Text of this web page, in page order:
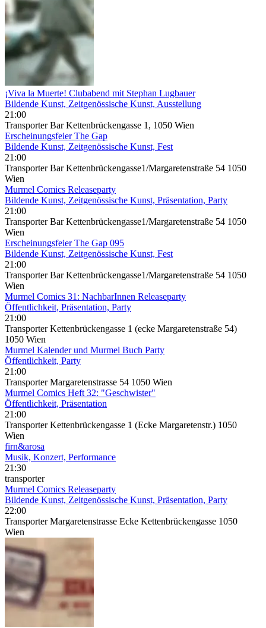
¡Viva la Muerte! Clubabend mit Stephan Lugbauer
Bildende Kunst, Zeitgenössische Kunst, Ausstellung
21:00
Transporter Bar Kettenbrückengasse 1, 1050 Wien
Erscheinungsfeier The Gap
Bildende Kunst, Zeitgenössische Kunst, Fest
21:00
Transporter Bar Kettenbrückengasse1/Margaretenstraße 54 1050
Wien
Murmel Comics Releaseparty
Bildende Kunst, Zeitgenössische Kunst, Präsentation, Party
21:00
Transporter Bar Kettenbrückengasse1/Margaretenstraße 54 1050
Wien
Erscheinungsfeier The Gap 095
Bildende Kunst, Zeitgenössische Kunst, Fest
21:00
Transporter Bar Kettenbrückengasse1/Margaretenstraße 54 1050
Wien
Murmel Comics 31: NachbarInnen Releaseparty
Öffentlichkeit, Präsentation, Party
21:00
Transporter Kettenbrückengasse 1 (ecke Margaretenstraße 54)
1050 Wien
Murmel Kalender und Murmel Buch Party
Öffentlichkeit, Party
21:00
Transporter Margaretenstrasse 54 1050 Wien
Murmel Comics Heft 32: "Geschwister"
Öffentlichkeit, Präsentation
21:00
Transporter Kettenbrückengasse 1 (Ecke Margaretenstr.) 1050
Wien
firn&arosa
Musik, Konzert, Performance
21:30
transporter
Murmel Comics Releaseparty
Bildende Kunst, Zeitgenössische Kunst, Präsentation, Party
22:00
Transporter Margaretenstrasse Ecke Kettenbrückengasse 1050
Wien